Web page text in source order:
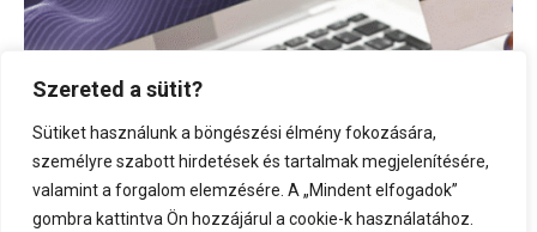
Szereted a sütit?
Sütiket használunk a böngészési élmény fokozására,
személyre szabott hirdetések és tartalmak megjelenítésére,
valamint a forgalom elemzésére. A „Mindent elfogadok”
gombra kattintva Ön hozzájárul a cookie-k használatához.
Miért nem fizetnek? – Konverziónövelés a